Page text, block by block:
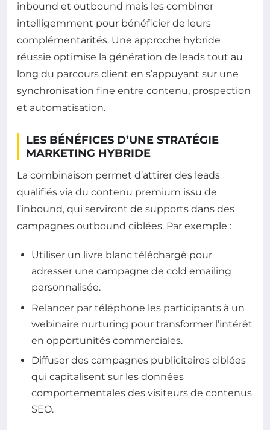
inbound et outbound mais les combiner
intelligemment pour bénéficier de leurs
complémentarités. Une approche hybride
réussie optimise la génération de leads tout au
long du parcours client en s’appuyant sur une
synchronisation fine entre contenu, prospection
et automatisation.
LES BÉNÉFICES D’UNE STRATÉGIE
MARKETING HYBRIDE
La combinaison permet d’attirer des leads
qualifiés via du contenu premium issu de
l’inbound, qui serviront de supports dans des
campagnes outbound ciblées. Par exemple :
Utiliser un livre blanc téléchargé pour
adresser une campagne de cold emailing
personnalisée.
Relancer par téléphone les participants à un
webinaire nurturing pour transformer l’intérêt
en opportunités commerciales.
Diffuser des campagnes publicitaires ciblées
qui capitalisent sur les données
comportementales des visiteurs de contenus
SEO.